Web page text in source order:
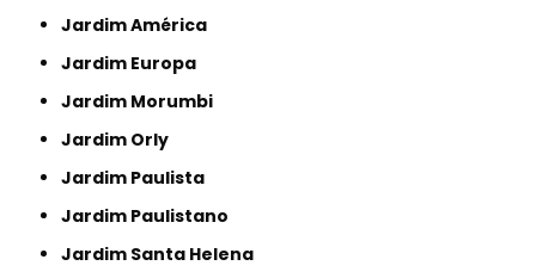
Jardim América
Jardim Europa
Jardim Morumbi
Jardim Orly
Jardim Paulista
Jardim Paulistano
Jardim Santa Helena